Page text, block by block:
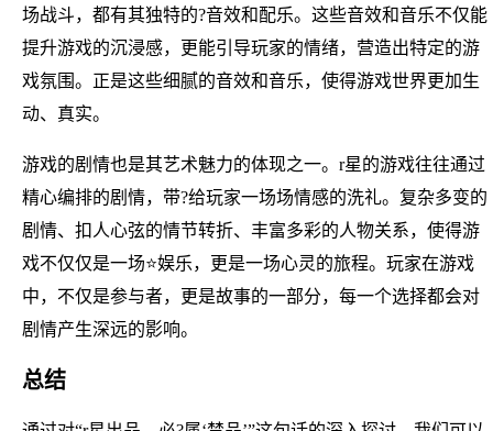
场战斗，都有其独特的?音效和配乐。这些音效和音乐不仅能
提升游戏的沉浸感，更能引导玩家的情绪，营造出特定的游
戏氛围。正是这些细腻的音效和音乐，使得游戏世界更加生
动、真实。
游戏的剧情也是其艺术魅力的体现之一。r星的游戏往往通过
精心编排的剧情，带?给玩家一场场情感的洗礼。复杂多变的
剧情、扣人心弦的情节转折、丰富多彩的人物关系，使得游
戏不仅仅是一场⭐娱乐，更是一场心灵的旅程。玩家在游戏
中，不仅是参与者，更是故事的一部分，每一个选择都会对
剧情产生深远的影响。
总结